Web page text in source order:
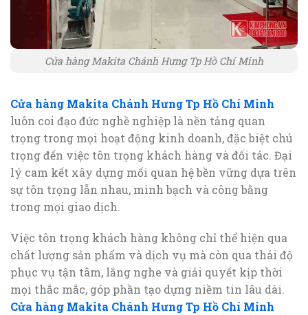
Cửa hàng Makita Chánh Hưng Tp Hồ Chí Minh
Cửa hàng Makita Chánh Hưng Tp Hồ Chí Minh
luôn coi đạo đức nghề nghiệp là nền tảng quan
trọng trong mọi hoạt động kinh doanh, đặc biệt chú
trọng đến việc tôn trọng khách hàng và đối tác. Đại
lý cam kết xây dựng mối quan hệ bền vững dựa trên
sự tôn trọng lẫn nhau, minh bạch và công bằng
trong mọi giao dịch.
Việc tôn trọng khách hàng không chỉ thể hiện qua
chất lượng sản phẩm và dịch vụ mà còn qua thái độ
phục vụ tận tâm, lắng nghe và giải quyết kịp thời
mọi thắc mắc, góp phần tạo dựng niềm tin lâu dài.
Cửa hàng Makita Chánh Hưng Tp Hồ Chí Minh